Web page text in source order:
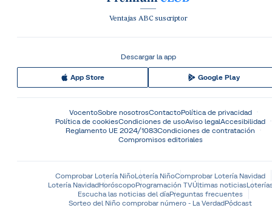
Ventajas ABC suscriptor
Descargar la app
App Store Google Play
VocentoSobre nosotrosContactoPolítica de privacidad
Política de cookiesCondiciones de usoAviso legalAccesibilidad
Reglamento UE 2024/1083Condiciones de contratación
Compromisos editoriales
Comprobar Lotería NiñoLotería NiñoComprobar Lotería Navidad
Lotería NavidadHoróscopoProgramación TVÚltimas noticias
Escucha las noticias del díaPreguntas frecuentes
Sorteo del Niño comprobar número - La VerdadPódcast